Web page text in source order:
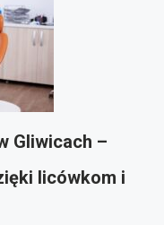
Gliwicach –
licówkom i